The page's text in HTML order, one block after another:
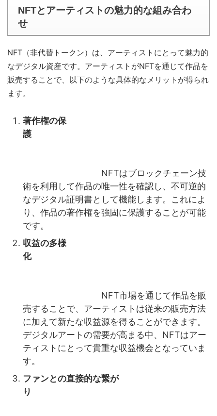
NFTとアーティストの魅力的な組み合わ
せ
NFT（非代替トークン）は、アーティストにとって魅力的
なデジタル資産です。アーティストがNFTを通じて作品を
販売することで、以下のような具体的なメリットが得られ
ます。
著作権の保
護
NFTはブロックチェーン技
術を利用して作品の唯一性を確認し、不可逆的
なデジタル証明書として機能します。これによ
り、作品の著作権を強固に保護することが可能
です。
収益の多様
化
NFT市場を通じて作品を販
売することで、アーティストは従来の販売方法
に加えて新たな収益源を得ることができます。
デジタルアートの需要が高まる中、NFTはアー
ティストにとって貴重な収益機会となっていま
す。
ファンとの直接的な繋が
り